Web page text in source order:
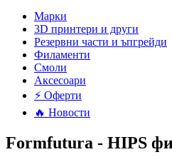
Mарки
3D принтери и други
Резервни части и ъпгрейди
Филаменти
Смоли
Аксесоари
⚡ Оферти
🔥 Новости
Formfutura - HIPS